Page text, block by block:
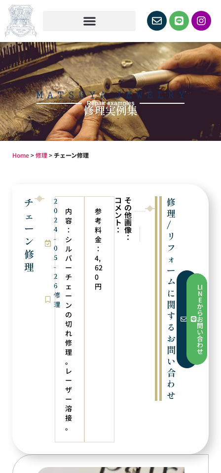
Repair examples
修理実例集
Home>修理>チェーン修理
チ
ェ
ー
ン
修
理
2
0
2
4
-
0
5
-
2
6
修
理
内
容
：
シ
ル
バ
ー
チ
ェ
ー
ン
の
切
れ
修
理
。
レ
ー
ザ
ー
溶
接
。
参
考
料
金
：
4,
62
0
円
コ
メ
ン
ト
：
そ
の
他
画
像
： ペンダントトップにリフォーム
修
理
/
リ
フ
ォ
ー
ム
に
関
す
る
お
問
い
合
わ
せ
フ
ら
お
せ
LI
N
E
か
ら
お
問
い
合
わ
せ